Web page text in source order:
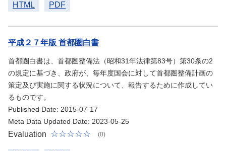
HTML PDF
平成２７年版 首都圏白書
首都圏白書は、首都圏整備法（昭和31年法律第83号）第30条の2
の規定に基づき、政府が、毎年度国会に対して首都圏整備計画の
策定及び実施に関する状況について、報告するために作成してい
るものです。
Published Date: 2015-07-17
Meta Data Updated Date: 2023-05-25
Evaluation (0)